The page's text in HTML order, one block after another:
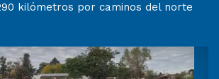
kilómetros por caminos del norte